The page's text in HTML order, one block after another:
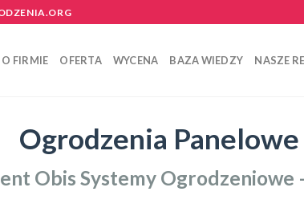
O FIRMIE OFERTA WYCENA BAZA WIEDZY NASZE
Ogrodzenia
Obis Systemy